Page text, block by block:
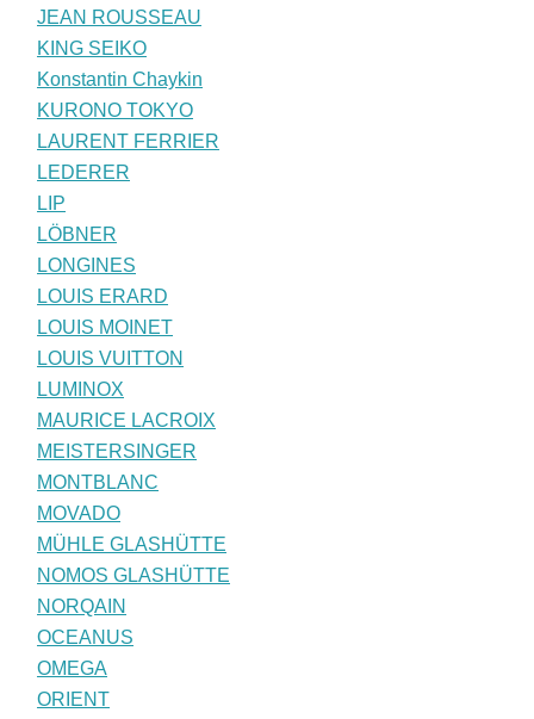
JEAN ROUSSEAU
KING SEIKO
Konstantin Chaykin
KURONO TOKYO
LAURENT FERRIER
LEDERER
LIP
LÖBNER
LONGINES
LOUIS ERARD
LOUIS MOINET
LOUIS VUITTON
LUMINOX
MAURICE LACROIX
MEISTERSINGER
MONTBLANC
MOVADO
MÜHLE GLASHÜTTE
NOMOS GLASHÜTTE
NORQAIN
OCEANUS
OMEGA
ORIENT